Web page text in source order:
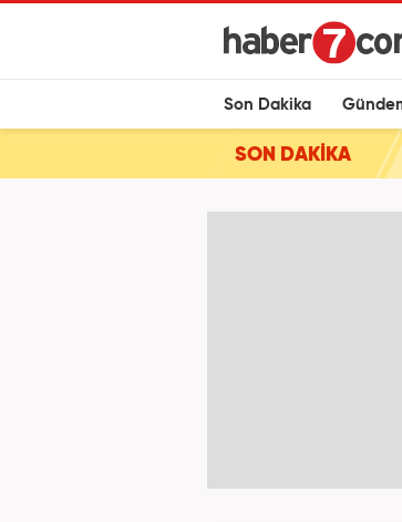
Son Dakika
SON DAKİKA